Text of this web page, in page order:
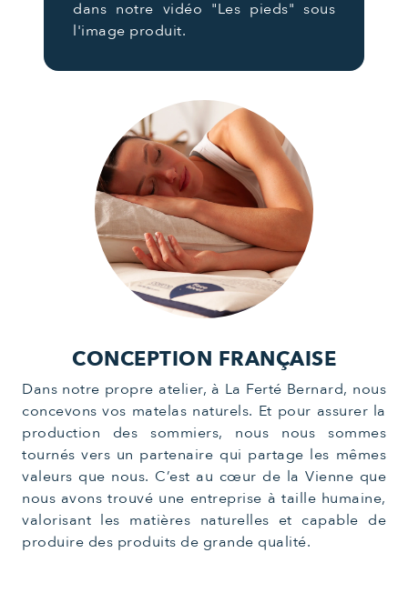
dans notre vidéo "Les pieds" sous
l'image produit.
CONCEPTION FRANÇAISE
Dans notre propre atelier, à La Ferté Bernard, nous
concevons vos matelas naturels. Et pour assurer la
production des sommiers, nous nous sommes
tournés vers un partenaire qui partage les mêmes
valeurs que nous. C’est au cœur de la Vienne que
nous avons trouvé une entreprise à taille humaine,
valorisant les matières naturelles et capable de
produire des produits de grande qualité.